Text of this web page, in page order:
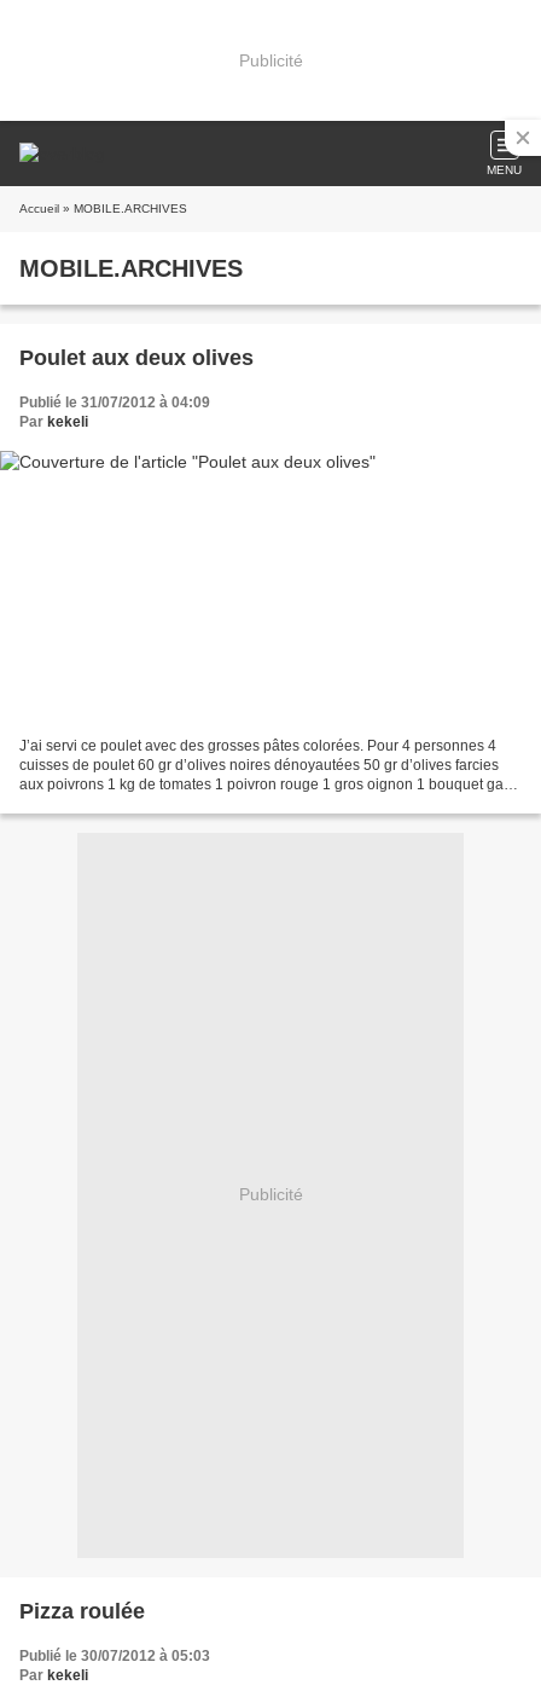
Publicité
MENU
Accueil » MOBILE.ARCHIVES
MOBILE.ARCHIVES
Poulet aux deux olives
Publié le 31/07/2012 à 04:09
Par kekeli
J’ai servi ce poulet avec des grosses pâtes colorées. Pour 4 personnes 4
cuisses de poulet 60 gr d’olives noires dénoyautées 50 gr d’olives farcies
aux poivrons 1 kg de tomates 1 poivron rouge 1 gros oignon 1 bouquet garni
Publicité
Pizza roulée
Publié le 30/07/2012 à 05:03
Par kekeli